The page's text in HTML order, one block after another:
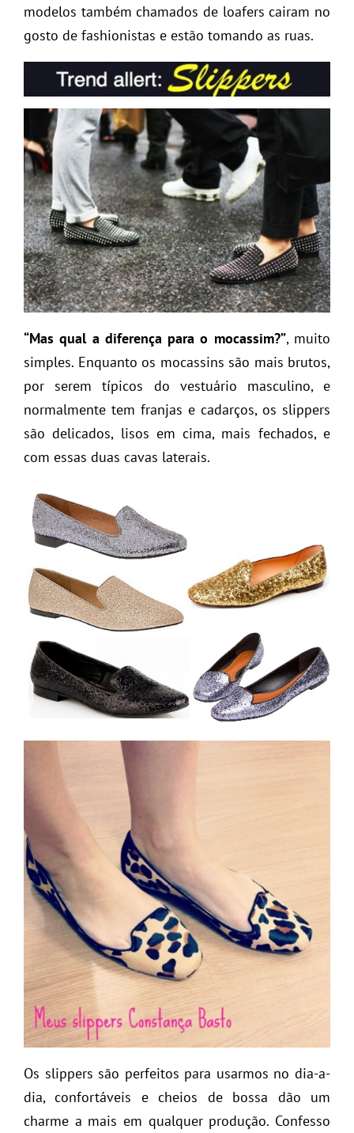
modelos também chamados de loafers cairam no
gosto de fashionistas e estão tomando as ruas.
“Mas qual a diferença para o mocassim?”, muito
simples. Enquanto os mocassins são mais brutos,
por serem típicos do vestuário masculino, e
normalmente tem franjas e cadarços, os slippers
são delicados, lisos em cima, mais fechados, e
com essas duas cavas laterais.
Os slippers são perfeitos para usarmos no dia-a-
dia, confortáveis e cheios de bossa dão um
charme a mais em qualquer produção. Confesso